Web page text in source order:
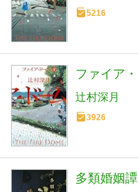
5216
ファイア
辻村深月
3926
多類婚姻譚